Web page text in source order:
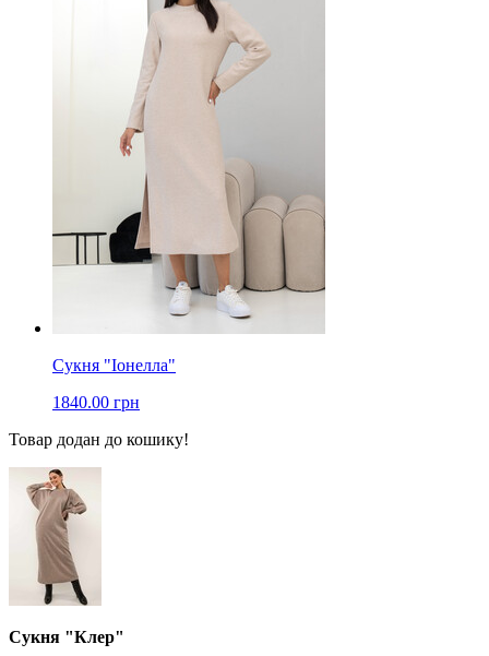
Сукня "Іонелла"
1840.00 грн
Товар додан до кошику!
Сукня "Клер"